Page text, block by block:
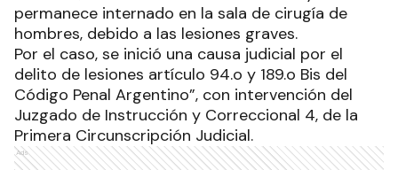
permanece internado en la sala de cirugía de
hombres, debido a las lesiones graves.
Por el caso, se inició una causa judicial por el
delito de lesiones artículo 94.o y 189.o Bis del
Código Penal Argentino”, con intervención del
Juzgado de Instrucción y Correccional 4, de la
Primera Circunscripción Judicial.
Ads